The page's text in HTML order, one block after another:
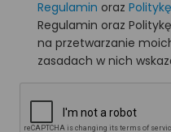
Regulamin oraz
Regulamin oraz
na przetwarzanie
zasadach w nich